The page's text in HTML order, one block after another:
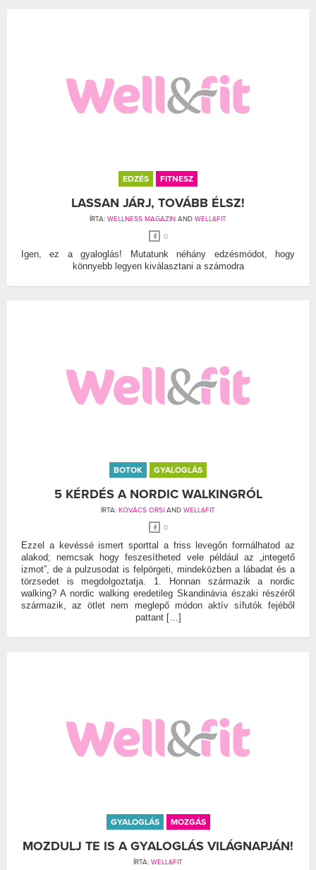
EDZÉS FITNESZ
LASSAN JÁRJ, TOVÁBB ÉLSZ!
ÍRTA: WELLNESS MAGAZIN AND WELL&FIT
0
Igen, ez a gyaloglás! Mutatunk néhány edzésmódot, hogy
könnyebb legyen kiválasztani a számodra
BOTOK GYALOGLÁS
5 KÉRDÉS A NORDIC WALKINGRÓL
ÍRTA: KOVÁCS ORSI AND WELL&FIT
0
Ezzel a kevéssé ismert sporttal a friss levegőn formálhatod az
alakod; nemcsak hogy feszesítheted vele például az „integető
izmot”, de a pulzusodat is felpörgeti, mindeközben a lábadat és a
törzsedet is megdolgoztatja. 1. Honnan származik a nordic
walking? A nordic walking eredetileg Skandinávia északi részéről
származik, az ötlet nem meglepő módon aktív sífutók fejéből
pattant […]
GYALOGLÁS MOZGÁS
MOZDULJ TE IS A GYALOGLÁS VILÁGNAPJÁN!
ÍRTA: WELL&FIT